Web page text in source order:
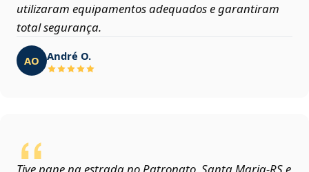
utilizaram equipamentos adequados e garantiram
total segurança.
AO André O.